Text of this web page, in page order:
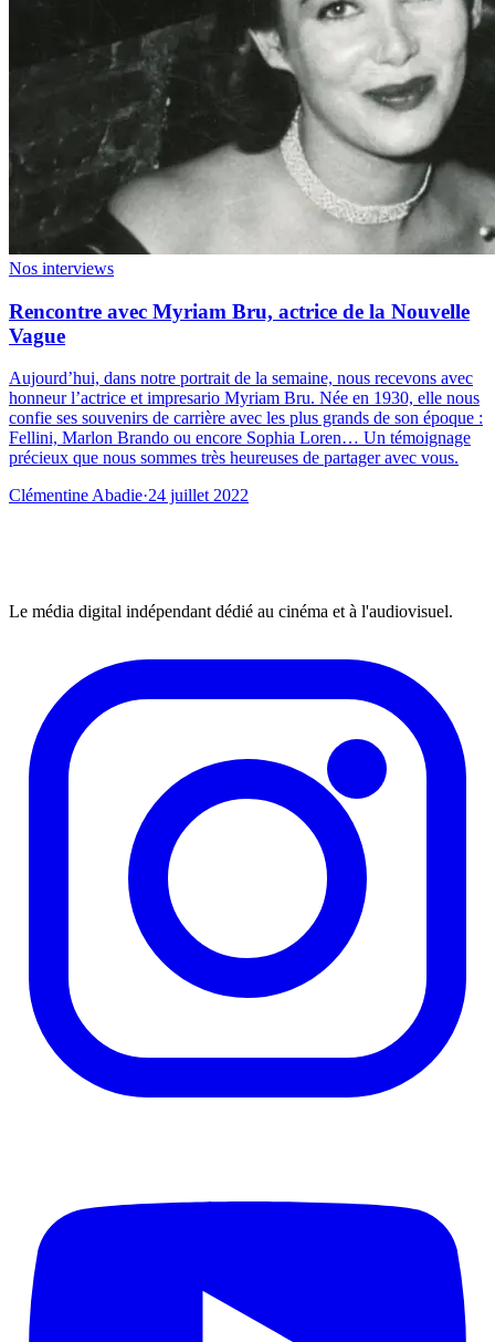
Nos interviews
Rencontre avec Myriam Bru, actrice de la Nouvelle
Vague
Aujourd’hui, dans notre portrait de la semaine, nous recevons avec
honneur l’actrice et impresario Myriam Bru. Née en 1930, elle nous
confie ses souvenirs de carrière avec les plus grands de son époque :
Fellini, Marlon Brando ou encore Sophia Loren… Un témoignage
précieux que nous sommes très heureuses de partager avec vous.
Clémentine Abadie·24 juillet 2022
Le média digital indépendant dédié au cinéma et à l'audiovisuel.